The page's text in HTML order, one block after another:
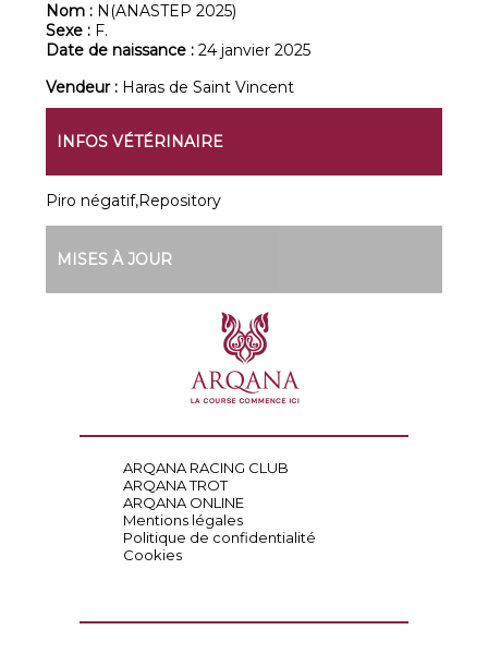
Nom : N(ANASTEP 2025)
Sexe : F.
Date de naissance :24 janvier 2025
Vendeur : Haras de Saint Vincent
INFOS VÉTÉRINAIRE
Piro négatif,Repository
MISES À JOUR
ARQANA RACING CLUB
ARQANA TROT
ARQANA ONLINE
Mentions légales
Politique de confidentialité
Cookies